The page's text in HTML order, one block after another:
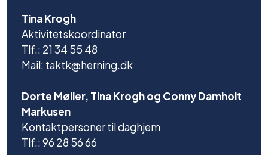
Tina Krogh
Aktivitetskoordinator
Tlf.: 21 34 55 48
Mail:taktk@herning.dk
Dorte Møller, Tina Krogh og Conny Damholt
Markusen
Kontaktpersoner til daghjem
Tlf.: 96 28 56 66